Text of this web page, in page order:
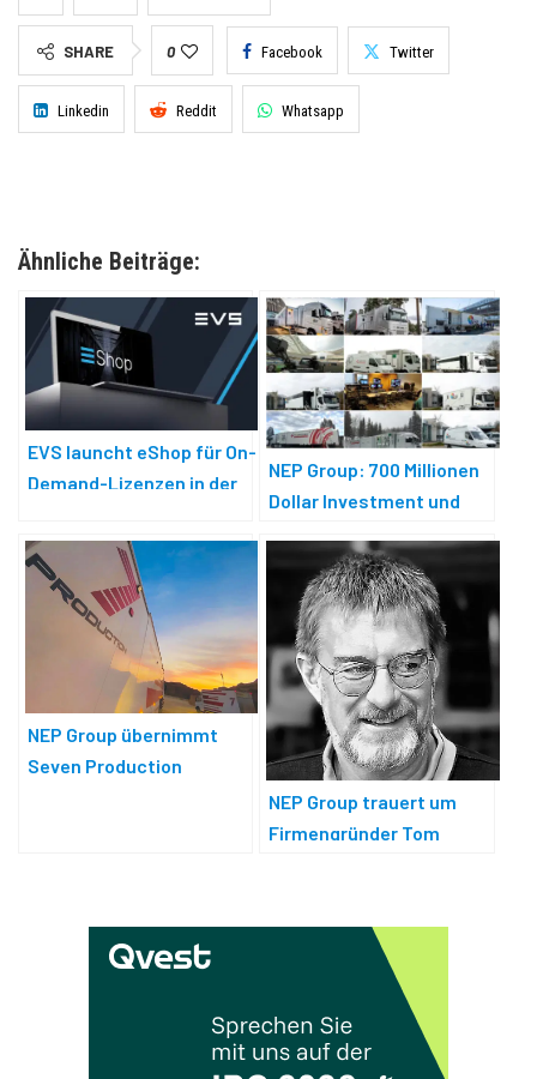
SHARE 0 Facebook Twitter
Linkedin Reddit Whatsapp
Ähnliche Beiträge:
EVS launcht eShop für On-
Demand-Lizenzen in der
NEP Group: 700 Millionen
Dollar Investment und
NEP Group übernimmt
Seven Production
NEP Group trauert um
Firmengründer Tom